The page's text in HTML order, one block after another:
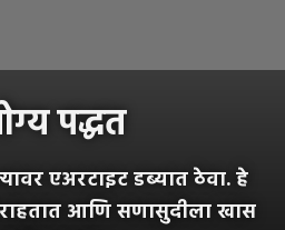
पद्धत
एअरटाइट डब्यात ठेवा. हे
आणि सणासुदीला खास